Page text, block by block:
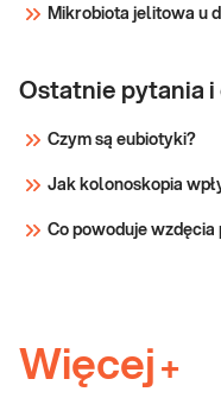
Mikrobiota jelitowa u
Ostatnie pytania
Czym są eubiotyki?
Jak kolonoskopia
Co powoduje wzdęcia
Więcej +